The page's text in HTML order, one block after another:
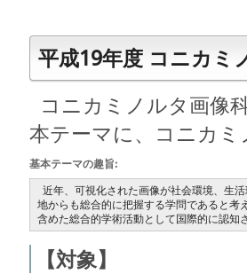
平成19年度 コニカミ
コニカミノルタ画像
本テーマに、コニカ
基本テーマの趣旨:
近年、可視化された画像が社会環境、生
地からも総合的に把握する学問であると
含めた総合的学術活動として国際的に認
【対象】